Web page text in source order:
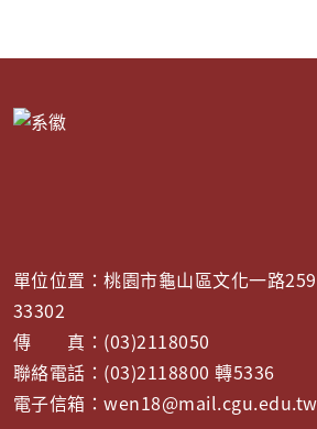
單位位置：桃園市龜山區文化一路
33302
傳 真：(03)2118050
聯絡電話：(03)2118800 轉5336
電子信箱：wen18@mail.cgu.edu.tw